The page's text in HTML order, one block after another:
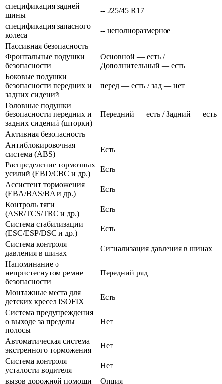
спецификация задней
шины
-- 225/45 R17
спецификация запасного
колеса
-- неполноразмерное
Пассивная безопасность
Фронтальные подушки
безопасности
Основной — есть /
Дополнительный — есть
Боковые подушки
безопасности передних и
задних сидений
перед — есть / зад — нет
Головные подушки
безопасности передних и
задних сидений (шторки)
Передний — есть / Задний — есть
Активная безопасность
Антиблокировочная
система (ABS)
Есть
Распределение тормозных
усилий (EBD/CBC и др.)
Есть
Ассистент торможения
(EBA/BAS/BA и др.)
Есть
Контроль тяги
(ASR/TCS/TRC и др.)
Есть
Система стабилизации
(ESC/ESP/DSC и др.)
Есть
Система контроля
давления в шинах
Сигнализация давления в шинах
Напоминание о
непристегнутом ремне
безопасности
Передний ряд
Монтажные места для
детских кресел ISOFIX
Есть
Система предупреждения
о выходе за пределы
полосы
Нет
Автоматическая система
экстренного торможения
Нет
Система контроля
усталости водителя
Нет
вызов дорожной помощи
Опция